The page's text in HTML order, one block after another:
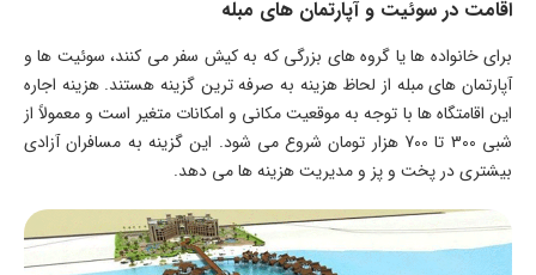
اقامت در سوئیت و آپارتمان های مبله
برای خانواده ها یا گروه های بزرگی که به کیش سفر می کنند، سوئیت ها و
آپارتمان های مبله از لحاظ هزینه به صرفه ترین گزینه هستند. هزینه اجاره
این اقامتگاه ها با توجه به موقعیت مکانی و امکانات متغیر است و معمولاً از
شبی 300 تا 700 هزار تومان شروع می شود. این گزینه به مسافران آزادی
بیشتری در پخت و پز و مدیریت هزینه ها می دهد.